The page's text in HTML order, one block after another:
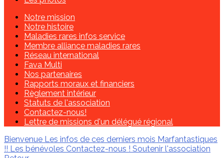
Notre mission
Notre histoire
Maladies rares infos service
Membre alliance maladies rares
Réseau international
Fava Multi
Nos partenaires
Rapports moraux et financiers
Règlement intérieur
Statuts de l'association
Contactez-nous!
Lettre de missions d'un délégué régional
Bienvenue Les infos de ces derniers mois Marfantastiques
!! Les bénévoles Contactez-nous ! Soutenir l'association